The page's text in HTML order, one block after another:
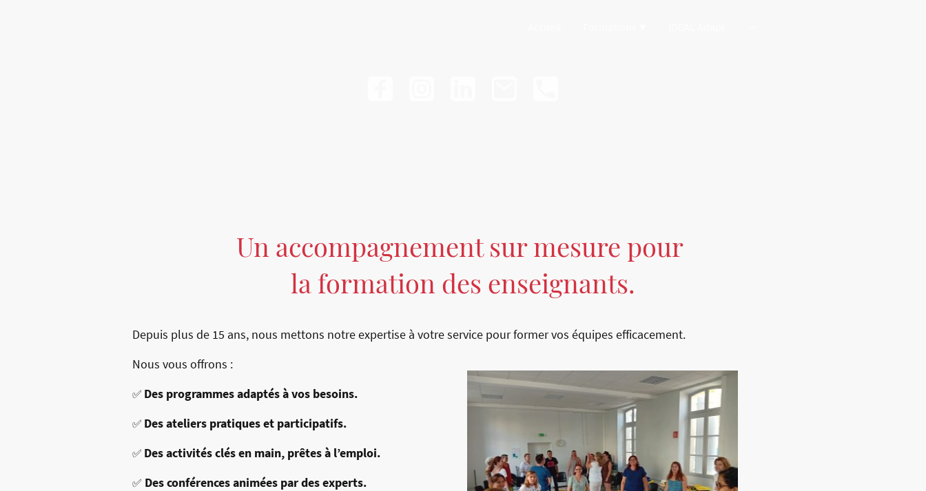
Un accompagnement sur mesure pour
la formation des enseignants.
Depuis plus de 15 ans, nous mettons notre expertise à votre service pour former vos équipes efficacement.
Nous vous offrons :
✅ Des programmes adaptés à vos besoins.
✅ Des ateliers pratiques et participatifs.
✅ Des activités clés en main, prêtes à l’emploi.
✅ Des conférences animées par des experts.